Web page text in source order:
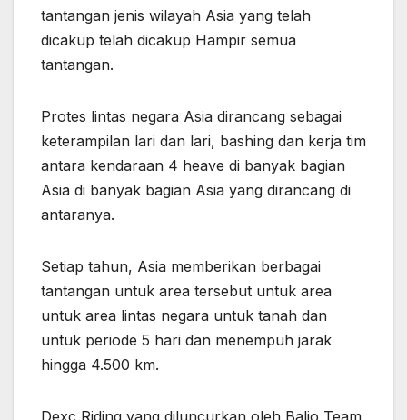
tantangan jenis wilayah Asia yang telah
dicakup telah dicakup Hampir semua
tantangan.
Protes lintas negara Asia dirancang sebagai
keterampilan lari dan lari, bashing dan kerja tim
antara kendaraan 4 heave di banyak bagian
Asia di banyak bagian Asia yang dirancang di
antaranya.
Setiap tahun, Asia memberikan berbagai
tantangan untuk area tersebut untuk area
untuk area lintas negara untuk tanah dan
untuk periode 5 hari dan menempuh jarak
hingga 4.500 km.
Dexc Riding yang diluncurkan oleh Balio Team